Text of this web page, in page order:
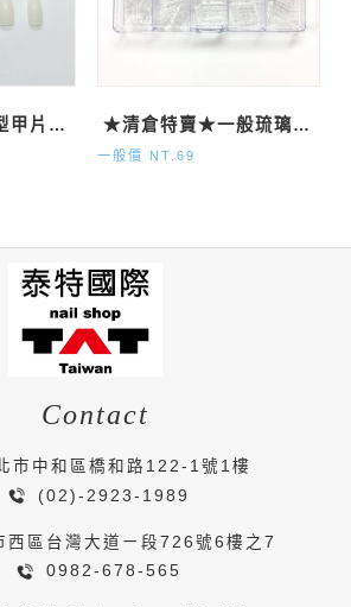
★清倉特賣★尖型甲片-自然500P ★清倉特賣★一般琉璃甲片120P
一般價 NT.69
Contact
市中和區橋和路122-1號1樓
(02)-2923-1989
西區台灣大道ㄧ段726號6樓之7
0982-678-565